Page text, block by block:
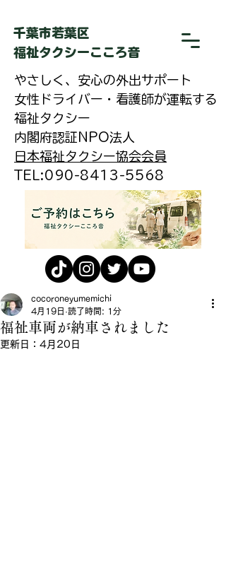
やさしく、安心の外出サポート
女性ドライバー・看護師が運転する
福祉タクシー
内閣府認証NPO法人
日本福祉タクシー協会会員
​TEL:090-8413-5568
​千葉市若葉区
福祉タクシーこころ音
福祉車両が納車されました
cocoroneyumemichi
4月19日 読了時間: 1分
更新日： 4月20日